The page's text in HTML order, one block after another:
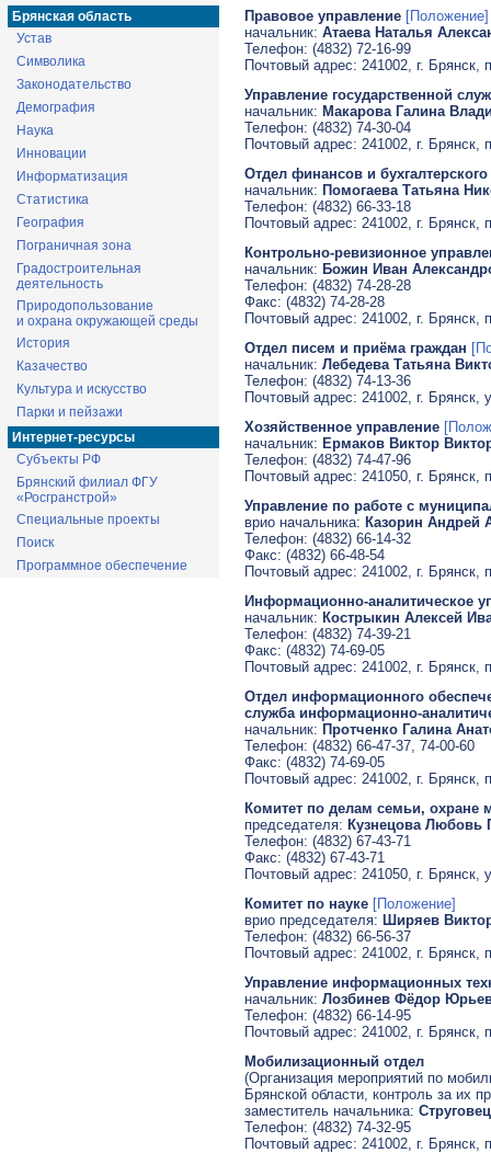
Брянская область
Устав
Символика
Законодательство
Демография
Наука
Инновации
Информатизация
Статистика
География
Пограничная зона
Градостроительная
деятельность
Природопользование
и охрана окружающей среды
История
Казачество
Культура и искусство
Парки и пейзажи
Интернет-ресурсы
Субъекты РФ
Брянский филиал ФГУ
«Росгранстрой»
Специальные проекты
Поиск
Программное обеспечение
Правовое управление [Положение]
начальник: Атаева Наталья
Телефон: (4832) 72-16-99
Почтовый адрес: 241002, г. Брянск,
Управление государственной
начальник: Макарова Галина
Телефон: (4832) 74-30-04
Почтовый адрес: 241002, г. Брянск,
Отдел финансов и
начальник: Помогаева Татьяна
Телефон: (4832) 66-33-18
Почтовый адрес: 241002, г. Брянск,
Контрольно-ревизионное
начальник: Божин Иван
Телефон: (4832) 74-28-28
Факс: (4832) 74-28-28
Почтовый адрес: 241002, г. Брянск,
Отдел писем и приёма граждан
начальник: Лебедева Татьяна
Телефон: (4832) 74-13-36
Почтовый адрес: 241002, г. Брянск,
Хозяйственное управление
начальник: Ермаков Виктор
Телефон: (4832) 74-47-96
Почтовый адрес: 241050, г. Брянск,
Управление по работе с
врио начальника: Казорин Андрей
Телефон: (4832) 66-14-32
Факс: (4832) 66-48-54
Почтовый адрес: 241002, г. Брянск,
Информационно-аналитическое
начальник: Кострыкин Алексей
Телефон: (4832) 74-39-21
Факс: (4832) 74-69-05
Почтовый адрес: 241002, г. Брянск,
Отдел информационного
служба информационно-
начальник: Протченко Галина
Телефон: (4832) 66-47-37, 74-00-60
Факс: (4832) 74-69-05
Почтовый адрес: 241002, г. Брянск,
Комитет по делам семьи, охране
председателя: Кузнецова Любовь
Телефон: (4832) 67-43-71
Факс: (4832) 67-43-71
Почтовый адрес: 241050, г. Брянск,
Комитет по науке [Положение]
врио председателя: Ширяев
Телефон: (4832) 66-56-37
Почтовый адрес: 241002, г. Брянск,
Управление информационных
начальник: Лозбинев Фёдор
Телефон: (4832) 66-14-95
Почтовый адрес: 241002, г. Брянск,
Мобилизационный отдел
(Организация мероприятий по
Брянской области, контроль за их
заместитель начальника:
Телефон: (4832) 74-32-95
Почтовый адрес: 241002, г. Брянск,